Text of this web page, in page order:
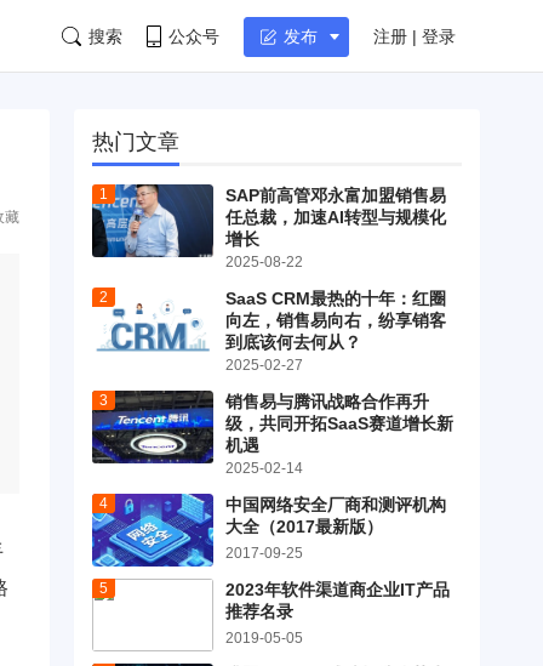
搜索 公众号 发布 注册 | 登录
藏
热门文章
SAP前高管邓永富加盟销售易
任总裁，加速AI转型与规模化
增长
2025-08-22
SaaS CRM最热的十年：红圈
向左，销售易向右，纷享销客
到底该何去何从？
2025-02-27
销售易与腾讯战略合作再升
级，共同开拓SaaS赛道增长新
机遇
2025-02-14
中国网络安全厂商和测评机构
大全（2017最新版）
2017-09-25
2023年软件渠道商企业IT产品
推荐名录
2019-05-05